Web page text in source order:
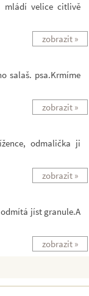
mládí velice citlivě
zobrazit »
salaš. psa.Krmíme
zobrazit »
odmalička ji
zobrazit »
odmítá jíst granule.A
zobrazit »